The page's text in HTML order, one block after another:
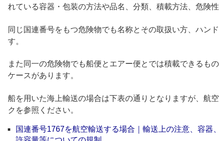
れている容器・包装の方法や品名、分類、積載方法、危険
同じ国連番号をもつ危険物でも名称とその取扱い方、ハン
す。
また同一の危険物でも船便とエアー便とでは積載できるも
ケースがあります。
船を用いた海上輸送の場合は下表の通りとなりますが、航
クを参照ください。
国連番号1767を航空輸送する場合｜輸送上の注意、容器